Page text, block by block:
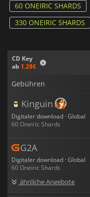
60 ONEIRIC SHARDS
330 ONEIRIC SHARDS
CD Key
ab 1.28€
Gebühren
Kinguin
Digitaler download · Global
60 Oneiric Shards
G2A
Digitaler download · Global
60 Oneiric Shards
ähnliche Angebote